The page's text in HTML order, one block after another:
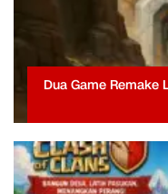
Dua Game Remake